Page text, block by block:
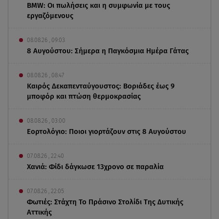
BMW: Οι πωλήσεις και η συμφωνία με τους
εργαζόμενους
08.08.26 , 09:03
8 Αυγούστου: Σήμερα η Παγκόσμια Ημέρα Γάτας
08.08.26 , 08:47
Καιρός Δεκαπενταύγουστος: Βοριάδες έως 9
μποφόρ και πτώση θερμοκρασίας
08.08.26 , 03:00
Εορτολόγιο: Ποιοι γιορτάζουν στις 8 Αυγούστου
07.08.26 , 22:40
Χανιά: Φίδι δάγκωσε 13χρονο σε παραλία
07.08.26 , 22:05
Φωτιές: Στάχτη Το Πράσινο Στολίδι Της Δυτικής
Αττικής